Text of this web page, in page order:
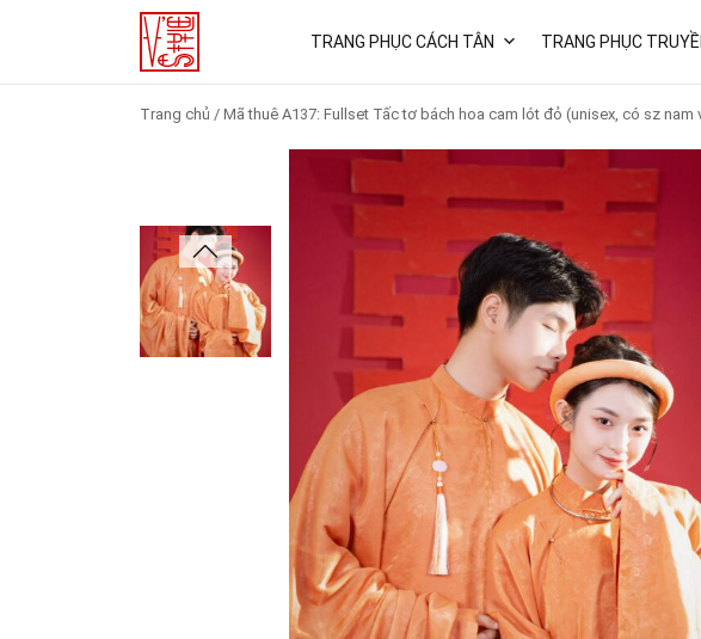
TRANG PHỤC CÁCH TÂN TRANG PHỤC
Trang chủ / Mã thuê A137: Fullset Tấc tơ bách hoa cam lót đỏ (unisex, có sz nam